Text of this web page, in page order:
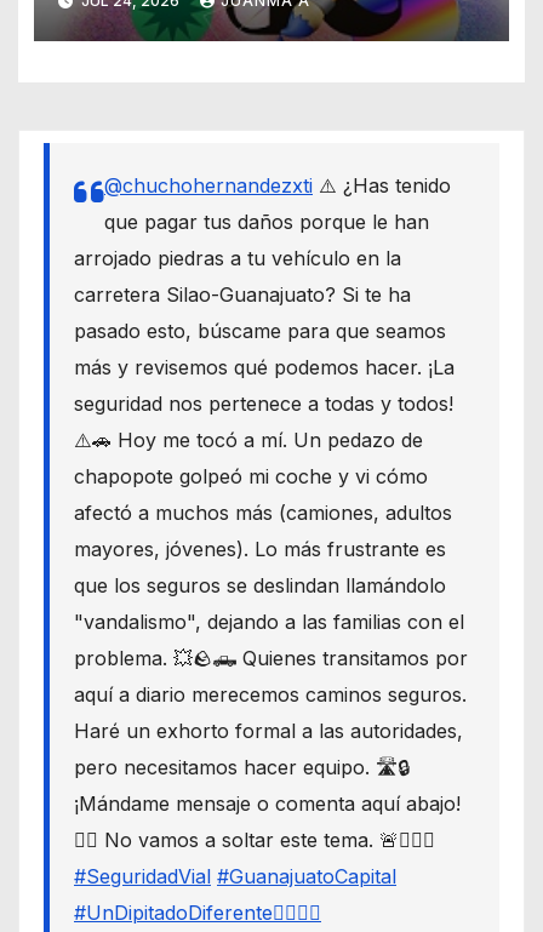
@chuchohernandezxti ⚠️ ¿Has tenido
que pagar tus daños porque le han
arrojado piedras a tu vehículo en la
carretera Silao-Guanajuato? Si te ha
pasado esto, búscame para que seamos
más y revisemos qué podemos hacer. ¡La
seguridad nos pertenece a todas y todos!
⚠️🚗 Hoy me tocó a mí. Un pedazo de
chapopote golpeó mi coche y vi cómo
afectó a muchos más (camiones, adultos
mayores, jóvenes). Lo más frustrante es
que los seguros se deslindan llamándolo
"vandalismo", dejando a las familias con el
problema. 💥🪨🛻 Quienes transitamos por
aquí a diario merecemos caminos seguros.
Haré un exhorto formal a las autoridades,
pero necesitamos hacer equipo. 🛣️🔒
¡Mándame mensaje o comenta aquí abajo!
👇🏼 No vamos a soltar este tema. 🚨🙋🏾‍♂️
#SeguridadVial #GuanajuatoCapital
#UnDipitadoDiferente🙋🏽‍♂️⚖️